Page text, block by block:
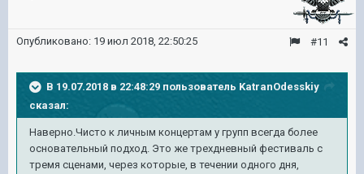
#11
Опубликовано: 19 июл 2018, 22:50:25
В 19.07.2018 в 22:48:29 пользователь KatranOdesskiy
сказал:
Наверно.Чисто к личным концертам у групп всегда более
основательный подход. Это же трехдневный фестиваль с
тремя сценами, через которые, в течении одного дня,